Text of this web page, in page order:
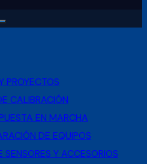
PROYECTOS
CALIBRACIÓN
EN MARCHA
DE EQUIPOS
SENSORES Y ACCESORIOS